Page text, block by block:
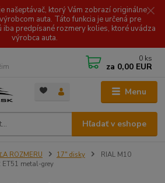
našeptávač, ktorý Vám zobrazí originálne
auta. Táto funkcia je určená pre
iba predpísané rozmery kolies, ktoré uvádza
výrobca auta.
Menu
Hľadať v eshope
0 ks
za 0,00 EUR
ROZMERU 17" disky
RIAL M10
metal-grey